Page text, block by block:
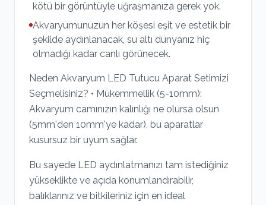
kötü bir görüntüyle uğraşmanıza gerek yok.
Akvaryumunuzun her köşesi eşit ve estetik bir
şekilde aydınlanacak, su altı dünyanız hiç
olmadığı kadar canlı görünecek.
Neden Akvaryum LED Tutucu Aparat Setimizi
Seçmelisiniz? • Mükemmellik (5-10mm):
Akvaryum camınızın kalınlığı ne olursa olsun
(5mm'den 10mm'ye kadar), bu aparatlar
kusursuz bir uyum sağlar.
Bu sayede LED aydınlatmanızı tam istediğiniz
yükseklikte ve açıda konumlandırabilir,
balıklarınız ve bitkileriniz için en ideal